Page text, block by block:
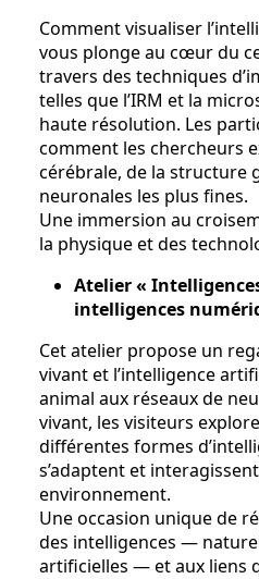
Comment visualiser
vous plonge au cœur du
travers des techniques
telles que l’IRM et la
haute résolution. Les
comment les chercheurs
cérébrale, de la structure
neuronales les plus fines.
Une immersion au
la physique et des
Atelier «
intelligences
Cet atelier propose un
vivant et l’intelligence
animal aux réseaux de
vivant, les visiteurs
différentes formes
s’adaptent et
environnement.
Une occasion unique de
des intelligences —
artificielles — et aux liens